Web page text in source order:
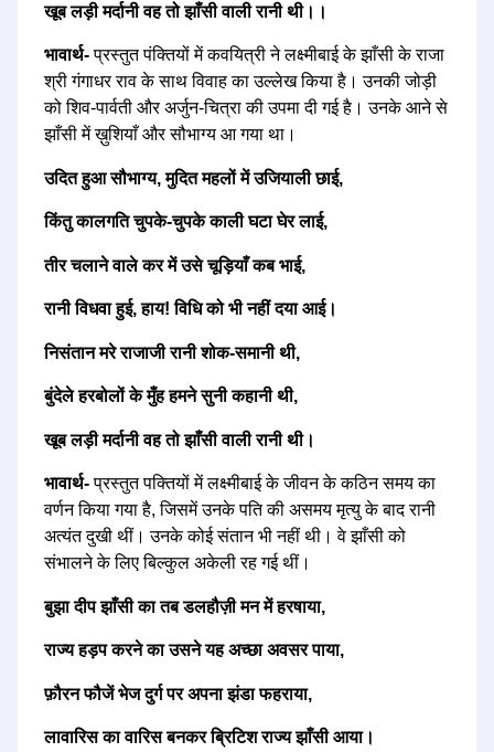
खूब लड़ी मर्दानी वह तो झाँसी वाली रानी थी।।
भावार्थ-प्रस्तुत पंक्तियों में कवयित्री ने लक्ष्मीबाई के झाँसी के राजा
श्री गंगाधर राव के साथ विवाह का उल्लेख किया है। उनकी जोड़ी
को शिव-पार्वती और अर्जुन-चित्रा की उपमा दी गई है। उनके आने से
झाँसी में ख़ुशियाँ और सौभाग्य आ गया था।
उदित हुआ सौभाग्य, मुदित महलों में उजियाली छाई,
किंतु कालगति चुपके-चुपके काली घटा घेर लाई,
तीर चलाने वाले कर में उसे चूड़ियाँ कब भाई,
रानी विधवा हुई, हाय! विधि को भी नहीं दया आई।
निसंतान मरे राजाजी रानी शोक-समानी थी,
बुंदेले हरबोलों के मुँह हमने सुनी कहानी थी,
खूब लड़ी मर्दानी वह तो झाँसी वाली रानी थी।
भावार्थ-प्रस्तुत पक्तियों में लक्ष्मीबाई के जीवन के कठिन समय का
वर्णन किया गया है, जिसमें उनके पति की असमय मृत्यु के बाद रानी
अत्यंत दुखी थीं। उनके कोई संतान भी नहीं थी। वे झाँसी को
संभालने के लिए बिल्कुल अकेली रह गई थीं।
बुझा दीप झाँसी का तब डलहौज़ी मन में हरषाया,
राज्य हड़प करने का उसने यह अच्छा अवसर पाया,
फ़ौरन फौजें भेज दुर्ग पर अपना झंडा फहराया,
लावारिस का वारिस बनकर ब्रिटिश राज्य झाँसी आया।